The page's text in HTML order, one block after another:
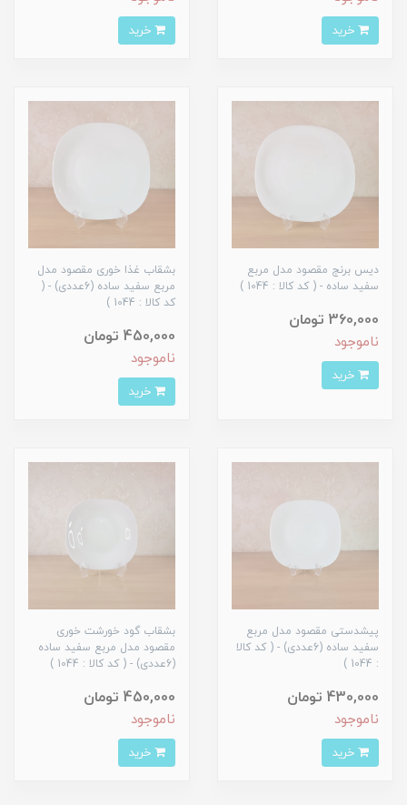
دیس برنج مقصود مدل مربع
سفید ساده - ( کد کالا : 1044 )
360,000 تومان
ناموجود
بشقاب غذا خوری مقصود مدل
مربع سفید ساده (6عددی) - (
کد کالا : 1044 )
450,000 تومان
ناموجود
پیشدستی مقصود مدل مربع
سفید ساده (6عددی) - ( کد کالا
: 1044 )
430,000 تومان
ناموجود
بشقاب گود خورشت خوری
مقصود مدل مربع سفید ساده
(6عددی) - ( کد کالا : 1044 )
450,000 تومان
ناموجود